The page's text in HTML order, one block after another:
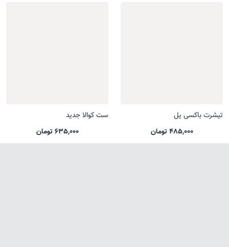
تیشرت باکسی یل
485,000 تومان
ست کوالا جدید
635,000 تومان